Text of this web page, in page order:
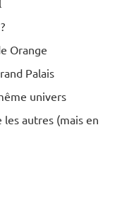
Orange
Palais
univers
les autres (mais en